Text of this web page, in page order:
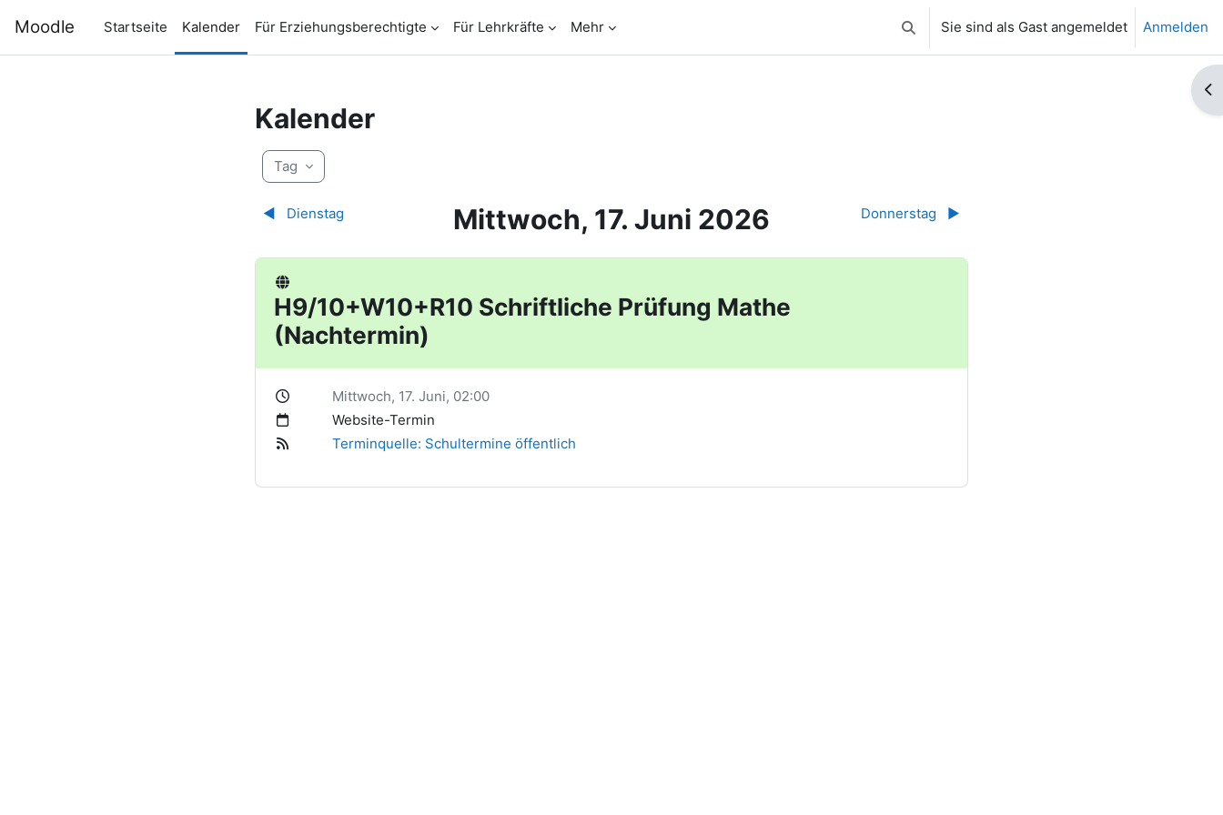
Moodle Startseite Kalender Für Erziehungsberechtigte Für Lehrkräfte Mehr Sucheingabe umschalten
Sie sind als Gast angemeldet Anmelden
Kalender
Tag
◀︎ Dienstag Mittwoch, 17. Juni 2026 Donnerstag ▶︎
H9/10+W10+R10 Schriftliche Prüfung Mathe
(Nachtermin)
Mittwoch, 17. Juni, 02:00
Website-Termin
Terminquelle: Schultermine öffentlich